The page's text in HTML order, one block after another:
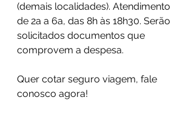
(demais localidades). Atendimento
de 2a a 6a, das 8h às 18h30. Serão
solicitados documentos que
comprovem a despesa.
Quer cotar seguro viagem, fale
conosco agora!